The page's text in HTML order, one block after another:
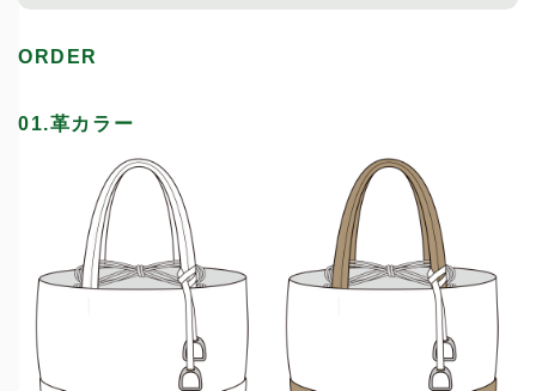
ORDER
01.革カラー